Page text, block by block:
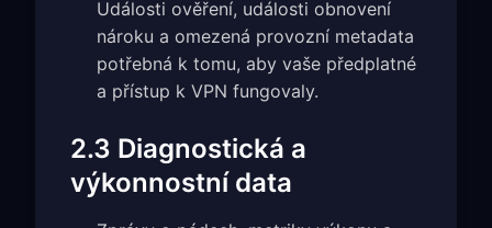
Události ověření, události obnovení
nároku a omezená provozní metadata
potřebná k tomu, aby vaše předplatné
a přístup k VPN fungovaly.
2.3 Diagnostická a
výkonnostní data